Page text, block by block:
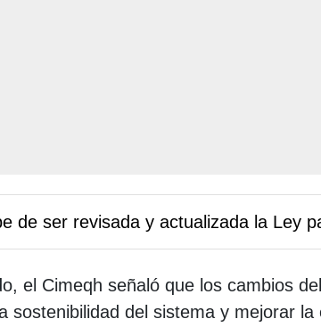
de ser revisada y actualizada la Ley
el Cimeqh señaló que los cambios
sostenibilidad del sistema y mejorar la